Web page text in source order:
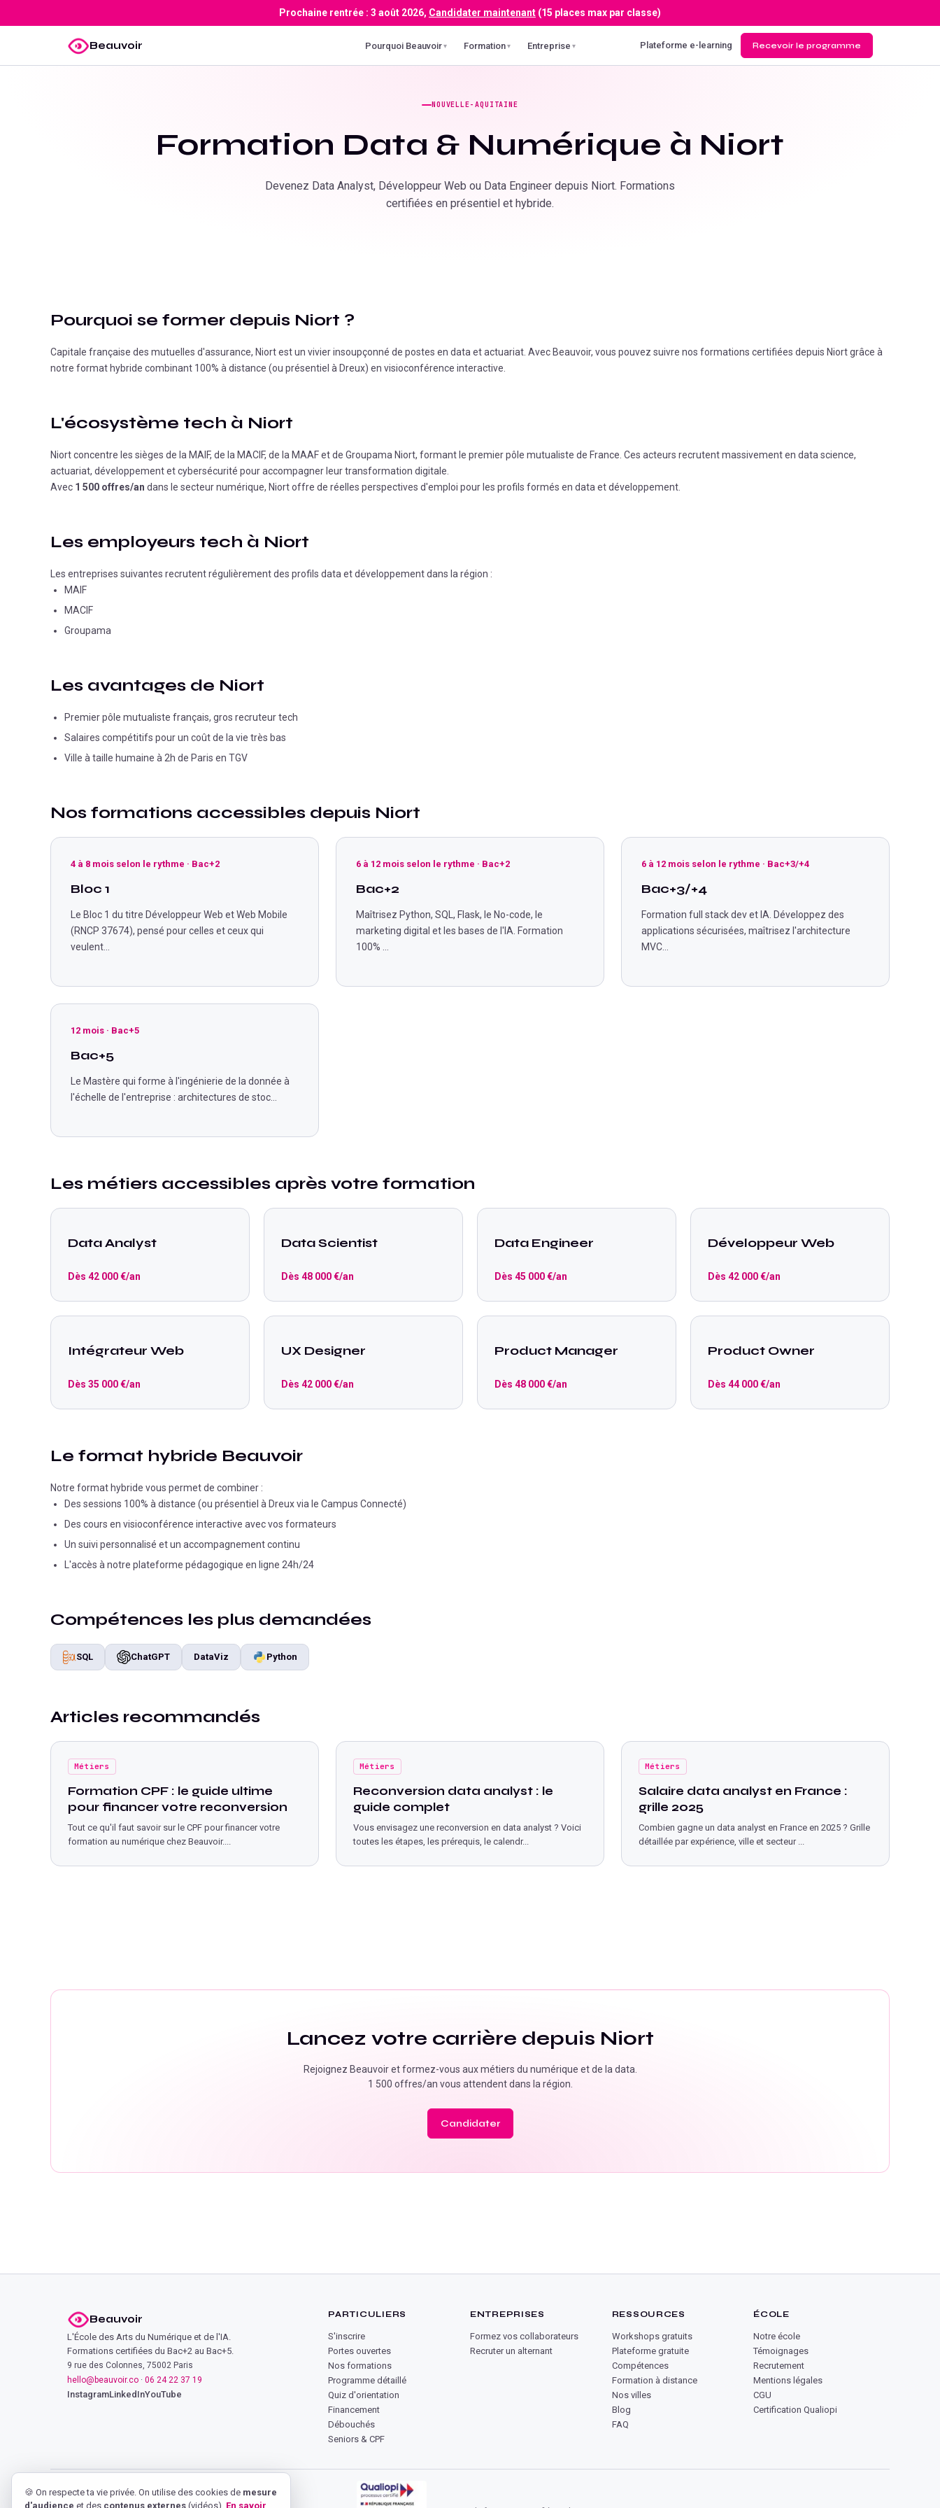
Prochaine rentrée : 3 août 2026, Candidater maintenant (15 places max par classe)
Beauvoir Pourquoi Beauvoir ▾ Formation ▾ Entreprise ▾ Plateforme e-learning Recevoir le programme
NOUVELLE-AQUITAINE
Formation Data & Numérique à Niort
Devenez Data Analyst, Développeur Web ou Data Engineer depuis Niort. Formations
certifiées en présentiel et hybride.
Pourquoi se former depuis Niort ?
Capitale française des mutuelles d'assurance, Niort est un vivier insoupçonné de postes en data et actuariat. Avec Beauvoir, vous pouvez suivre nos formations certifiées depuis Niortgrâce à
notre format hybride combinant 100% à distance (ou présentiel à Dreux) en visioconférence interactive.
L'écosystème tech à Niort
Niort concentre les sièges de la MAIF, de la MACIF, de la MAAF et de Groupama Niort, formant le premier pôle mutualiste de France. Ces acteurs recrutent massivement en data science,
actuariat, développement et cybersécurité pour accompagner leur transformation digitale.
Avec 1 500 offres/an dans le secteur numérique, Niortoffre de réelles perspectives d'emploi pour les profils formés en data et développement.
Les employeurs tech à Niort
Les entreprises suivantes recrutent régulièrement des profils data et développement dans la région :
MAIF
MACIF
Groupama
Les avantages de Niort
Premier pôle mutualiste français, gros recruteur tech
Salaires compétitifs pour un coût de la vie très bas
Ville à taille humaine à 2h de Paris en TGV
Nos formations accessibles depuis Niort
4 à 8 mois selon le rythme · Bac+2
Bloc 1
Le Bloc 1 du titre Développeur Web et Web Mobile
(RNCP 37674), pensé pour celles et ceux qui
veulent
6 à 12 mois selon le rythme · Bac+2
Bac+2
Maîtrisez Python, SQL, Flask, le No-code, le
marketing digital et les bases de l'IA. Formation
100%
6 à 12 mois selon le rythme · Bac+3/+4
Bac+3/+4
Formation full stack dev et IA. Développez des
applications sécurisées, maîtrisez l'architecture
MVC
12 mois · Bac+5
Bac+5
Le Mastère qui forme à l'ingénierie de la donnée à
l'échelle de l'entreprise : architectures de stoc
Les métiers accessibles après votre formation
Data Analyst
Dès 42 000€/an
Data Scientist
Dès 48 000€/an
Data Engineer
Dès 45 000€/an
Développeur Web
Dès 42 000€/an
Intégrateur Web
Dès 35 000€/an
UX Designer
Dès 42 000€/an
Product Manager
Dès 48 000€/an
Product Owner
Dès 44 000€/an
Le format hybride Beauvoir
Notre format hybride vous permet de combiner :
Des sessions 100% à distance (ou présentiel à Dreux via le Campus Connecté)
Des cours en visioconférence interactive avec vos formateurs
Un suivi personnalisé et un accompagnement continu
L'accès à notre plateforme pédagogique en ligne 24h/24
Compétences les plus demandées
SQL ChatGPT DataViz Python
Articles recommandés
Métiers
Formation CPF : le guide ultime
pour financer votre reconversion
Tout ce qu'il faut savoir sur le CPF pour financer votre
formation au numérique chez Beauvoir....
Métiers
Reconversion data analyst : le
guide complet
Vous envisagez une reconversion en data analyst ? Voici
toutes les étapes, les prérequis, le calendr...
Métiers
Salaire data analyst en France :
grille 2025
Combien gagne un data analyst en France en 2025 ? Grille
détaillée par expérience, ville et secteur ...
Lancez votre carrière depuis Niort
Rejoignez Beauvoir et formez-vous aux métiers du numérique et de la data.
1 500 offres/an vous attendent dans la région.
Candidater
Beauvoir
L'École des Arts du Numérique et de l'IA.
Formations certifiées du Bac+2 au Bac+5.
9 rue des Colonnes, 75002 Paris
hello@beauvoir.co · 06 24 22 37 19
InstagramLinkedInYouTube
PARTICULIERS
S'inscrire
Portes ouvertes
Nos formations
Programme détaillé
Quiz d'orientation
Financement
Débouchés
Seniors & CPF
ENTREPRISES
Formez vos collaborateurs
Recruter un alternant
RESSOURCES
Workshops gratuits
Plateforme gratuite
Compétences
Formation à distance
Nos villes
Blog
FAQ
ÉCOLE
Notre école
Témoignages
Recrutement
Mentions légales
CGU
Certification Qualiopi
🍪 On respecte ta vie privée. On utilise des cookies de mesure
d'audience et des contenus externes (vidéos). En savoir